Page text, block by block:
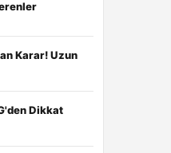
Karar! Uzun
Dikkat